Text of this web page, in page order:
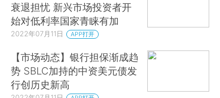
衰退担忧 新兴市场投资者开
始对低利率国家青睐有加
2022年07月11日 APP打开
【市场动态】银行担保渐成趋
势 SBLC加持的中资美元债发
行创历史新高